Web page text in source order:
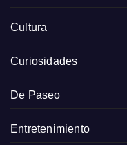
Cultura
Curiosidades
De Paseo
Entretenimiento